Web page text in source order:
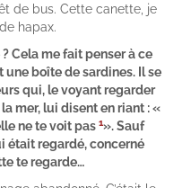
de bus. Cette canette, je
hapax.
Cela me fait penser à ce
une boîte de sardines. Il se
qui, le voyant regarder
mer, lui disent en riant : «
ne te voit pas 1». Sauf
était regardé, concerné
te regarde…